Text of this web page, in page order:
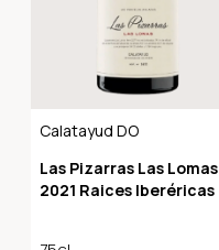
Calatayud DO
Las Pizarras Las Lomas
2021 Raices Iberéricas